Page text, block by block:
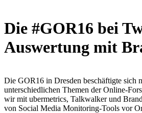
Die #GOR16 bei
Auswertung mit
Die GOR16 in Dresden beschäftigte sich
unterschiedlichen Themen der Online-
wir mit ubermetrics, Talkwalker und
von Social Media Monitoring-Tools vor